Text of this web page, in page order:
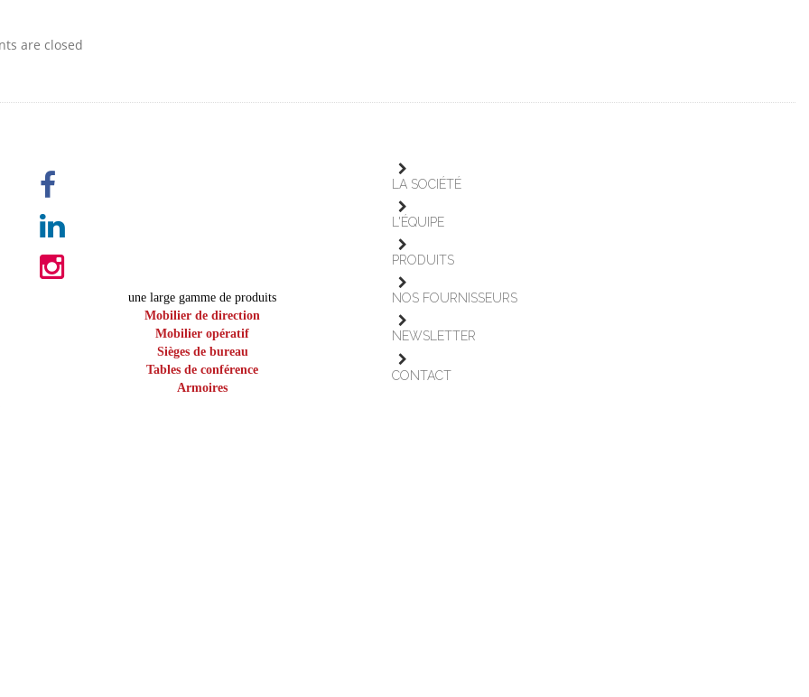
are closed
une large gamme de produits
Mobilier de direction
Mobilier opératif
Sièges de bureau
Tables de conférence
Armoires
LA SOCIÉTÉ
L'ÉQUIPE
PRODUITS
NOS FOURNISSEURS
NEWSLETTER
CONTACT